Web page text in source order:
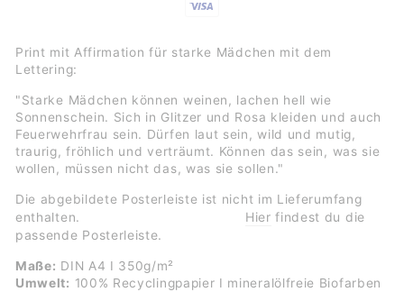
Print mit Affirmation für starke Mädchen mit dem
Lettering:
"Starke Mädchen können weinen, lachen hell wie
Sonnenschein. Sich in Glitzer und Rosa kleiden und auch
Feuerwehrfrau sein. Dürfen laut sein, wild und mutig,
traurig, fröhlich und verträumt. Können das sein, was sie
wollen, müssen nicht das, was sie sollen."
Die abgebildete Posterleiste ist nicht im Lieferumfang
enthalten. Hier findest du die
passende Posterleiste.
Maße: DIN A4 I 350g/m²
Umwelt: 100% Recyclingpapier I mineralölfreie Biofarben